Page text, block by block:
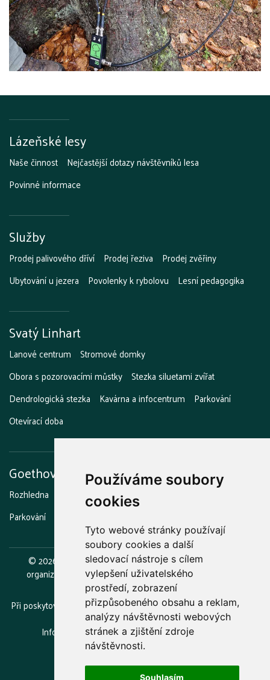
Používáme soubory
cookies
Tyto webové stránky používají
soubory cookies a další
sledovací nástroje s cílem
vylepšení uživatelského
prostředí, zobrazení
přizpůsobeného obsahu a reklam,
analýzy návštěvnosti webových
stránek a zjištění zdroje
návštěvnosti.
Souhlasím
Lázeňské lesy
Naše činnost Nejčastější dotazy návštěvníků lesa
Povinné informace
Služby
Prodej palivového dříví Prodej řeziva
Prodej zvěřiny
Ubytování u jezera
Povolenky k rybolovu Lesní pedagogika
Svatý Linhart
Lanové centrum Stromové domky
Obora s pozorovacími můstky Stezka siluetami zvířat
Dendrologická stezka
Kavárna a infocentrum
Parkování
Otevírací doba
Goethova vyhlídka
Rozhledna Stezka strašidel Grilování a opékání
Parkování
©2026
Lázeňské lesy a parky Karlovy Vary, příspěvková
organizace.
Zřizovatelem je statutární město Karlovy Vary.
Při poskytování služeb nám pomáhají soubory cookie. Používáním
webu vyjadřujete souhlas.
Informace o zpracovávání osobních údajů